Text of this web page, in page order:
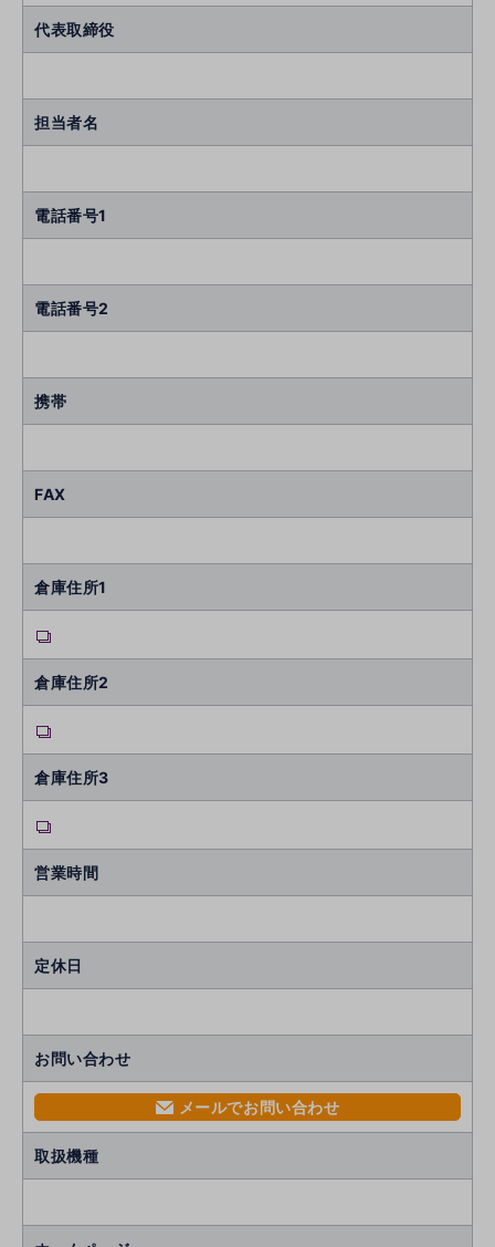
代表取締役
担当者名
電話番号1
電話番号2
携帯
FAX
倉庫住所1
倉庫住所2
倉庫住所3
営業時間
定休日
お問い合わせ
mail メールでお問い合わせ
取扱機種